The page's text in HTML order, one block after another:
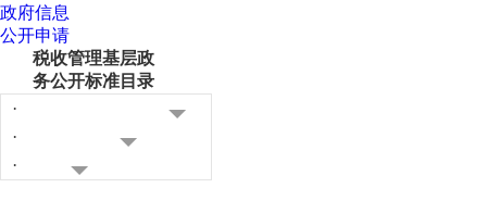
政府信息
公开申请
税收管理基层政
务公开标准目录
·
·
·